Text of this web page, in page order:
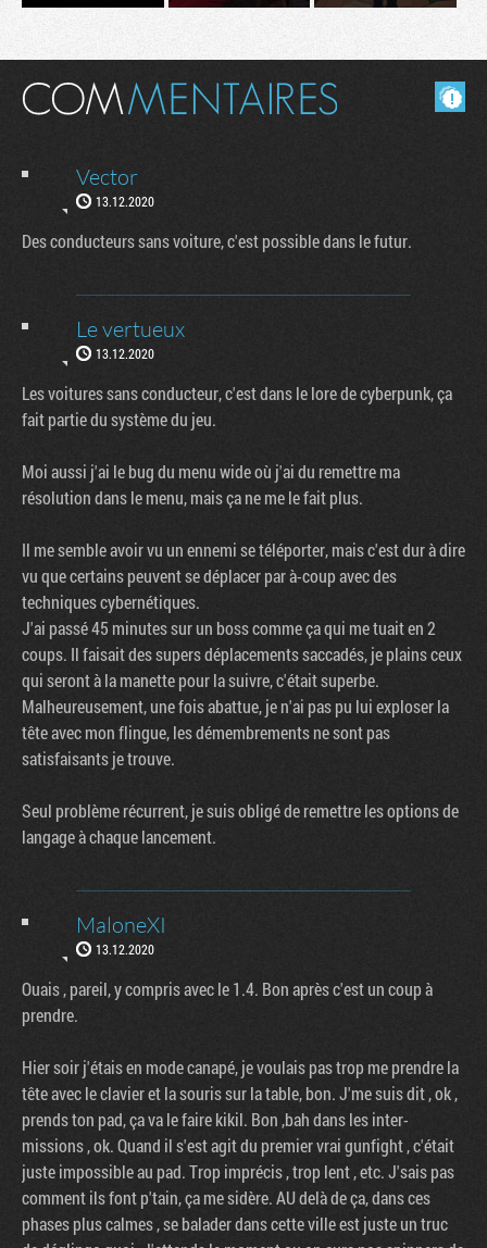
Masquer les commentaires lus.
Vector
13.12.2020
Des conducteurs sans voiture, c'est possible dans le futur.
Le vertueux
13.12.2020
Les voitures sans conducteur, c'est dans le lore de cyberpunk, ça
fait partie du système du jeu.
Moi aussi j'ai le bug du menu wide où j'ai du remettre ma
résolution dans le menu, mais ça ne me le fait plus.
Il me semble avoir vu un ennemi se téléporter, mais c'est dur à dire
vu que certains peuvent se déplacer par à-coup avec des
techniques cybernétiques.
J'ai passé 45 minutes sur un boss comme ça qui me tuait en 2
coups. Il faisait des supers déplacements saccadés, je plains ceux
qui seront à la manette pour la suivre, c'était superbe.
Malheureusement, une fois abattue, je n'ai pas pu lui exploser la
tête avec mon flingue, les démembrements ne sont pas
satisfaisants je trouve.
Seul problème récurrent, je suis obligé de remettre les options de
langage à chaque lancement.
MaloneXI
13.12.2020
Ouais , pareil, y compris avec le 1.4. Bon après c'est un coup à
prendre.
Hier soir j'étais en mode canapé, je voulais pas trop me prendre la
tête avec le clavier et la souris sur la table, bon. J'me suis dit , ok ,
prends ton pad, ça va le faire kikil. Bon ,bah dans les inter-
missions , ok. Quand il s'est agit du premier vrai gunfight , c'était
juste impossible au pad. Trop imprécis , trop lent , etc. J'sais pas
comment ils font p'tain, ça me sidère. AU delà de ça, dans ces
phases plus calmes , se balader dans cette ville est juste un truc